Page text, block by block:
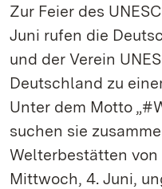
Zur Feier des
Juni rufen die
und der Verein
Deutschland zu
Unter dem Motto
suchen sie
Welterbestätten von
Mittwoch, 4. Juni,